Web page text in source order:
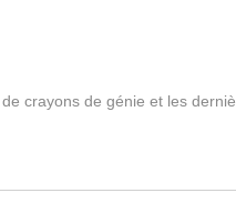
crayons de génie et les